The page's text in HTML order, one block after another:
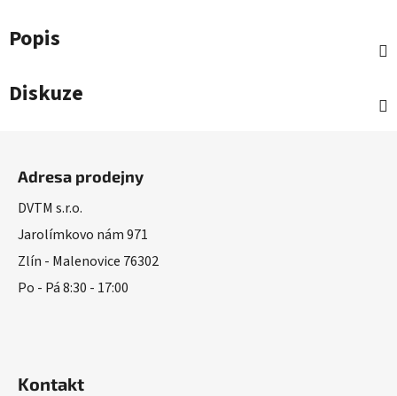
Popis
Diskuze
Adresa prodejny
DVTM s.r.o.
Jarolímkovo nám 971
Zlín - Malenovice 76302
Po - Pá 8:30 - 17:00
Kontakt